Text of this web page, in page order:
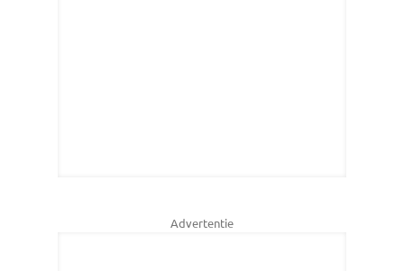
Advertentie